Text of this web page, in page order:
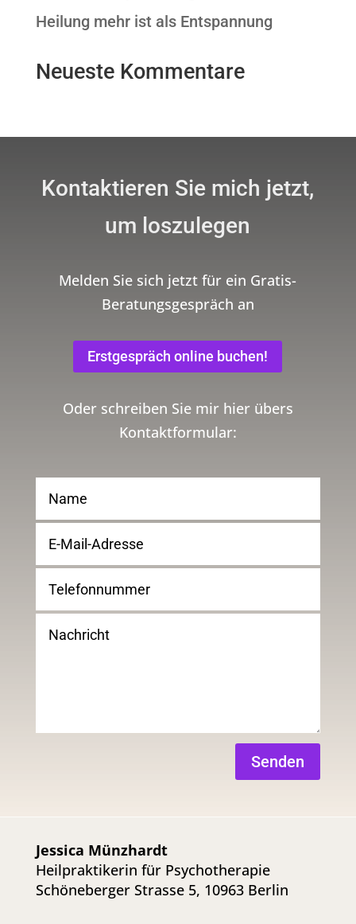
Heilung mehr ist als Entspannung
Neueste Kommentare
Kontaktieren Sie mich jetzt,
um loszulegen
Melden Sie sich jetzt für ein Gratis-
Beratungsgespräch an
Erstgespräch online buchen!
Oder schreiben Sie mir hier übers
Kontaktformular:
Senden
Jessica Münzhardt
Heilpraktikerin für Psychotherapie
Schöneberger Strasse 5, 10963 Berlin